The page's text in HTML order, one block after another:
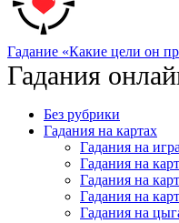
Гадание «Какие цели он
Гадания
Без рубрики
Гадания на картах
Гадания на
Гадания на
Гадания на
Гадания на
Гадания на